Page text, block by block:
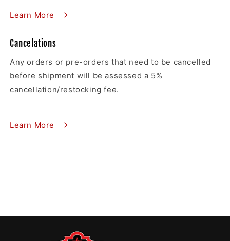
Learn More
Cancelations
Any orders or pre-orders that need to be cancelled
before shipment will be assessed a 5%
cancellation/restocking fee.
Learn More